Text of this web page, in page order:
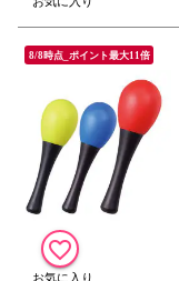
8/8時点_ポイント最大11倍